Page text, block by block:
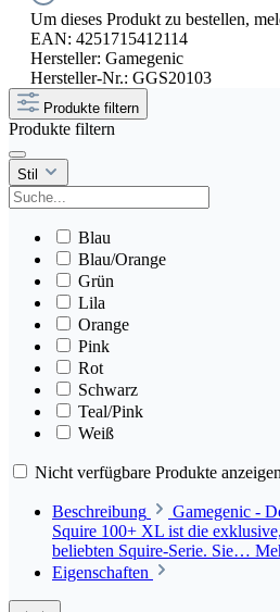
Um dieses Produkt zu bestellen,
EAN: 4251715412114
Hersteller: Gamegenic
Hersteller-Nr.: GGS20103
Produkte filtern
Produkte filtern
Stil
Blau
Blau/Orange
Grün
Lila
Orange
Pink
Rot
Schwarz
Teal/Pink
Weiß
Nicht verfügbare Produkte anzeigen
Beschreibung
Gamegenic -
Squire 100+ XL ist die
beliebten Squire-Serie. Sie…
Eigenschaften